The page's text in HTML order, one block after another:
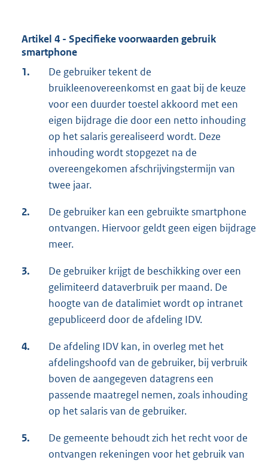
Artikel 4 - Specifieke voorwaarden gebruik
smartphone
1.
De gebruiker tekent de
bruikleenovereenkomst en gaat bij de keuze
voor een duurder toestel akkoord met een
eigen bijdrage die door een netto inhouding
op het salaris gerealiseerd wordt. Deze
inhouding wordt stopgezet na de
overeengekomen afschrijvingstermijn van
twee jaar.
2.
De gebruiker kan een gebruikte smartphone
ontvangen. Hiervoor geldt geen eigen bijdrage
meer.
3.
De gebruiker krijgt de beschikking over een
gelimiteerd dataverbruik per maand. De
hoogte van de datalimiet wordt op intranet
gepubliceerd door de afdeling IDV.
4.
De afdeling IDV kan, in overleg met het
afdelingshoofd van de gebruiker, bij verbruik
boven de aangegeven datagrens een
passende maatregel nemen, zoals inhouding
op het salaris van de gebruiker.
5.
De gemeente behoudt zich het recht voor de
ontvangen rekeningen voor het gebruik van